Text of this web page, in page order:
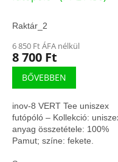
Raktár_2
6 850 Ft ÁFA nélkül
8 700 Ft
BŐVEBBEN
inov-8 VERT Tee uniszex
futópóló – Kollekció:
anyag összetétele: 100%
Pamut; színe: fekete.